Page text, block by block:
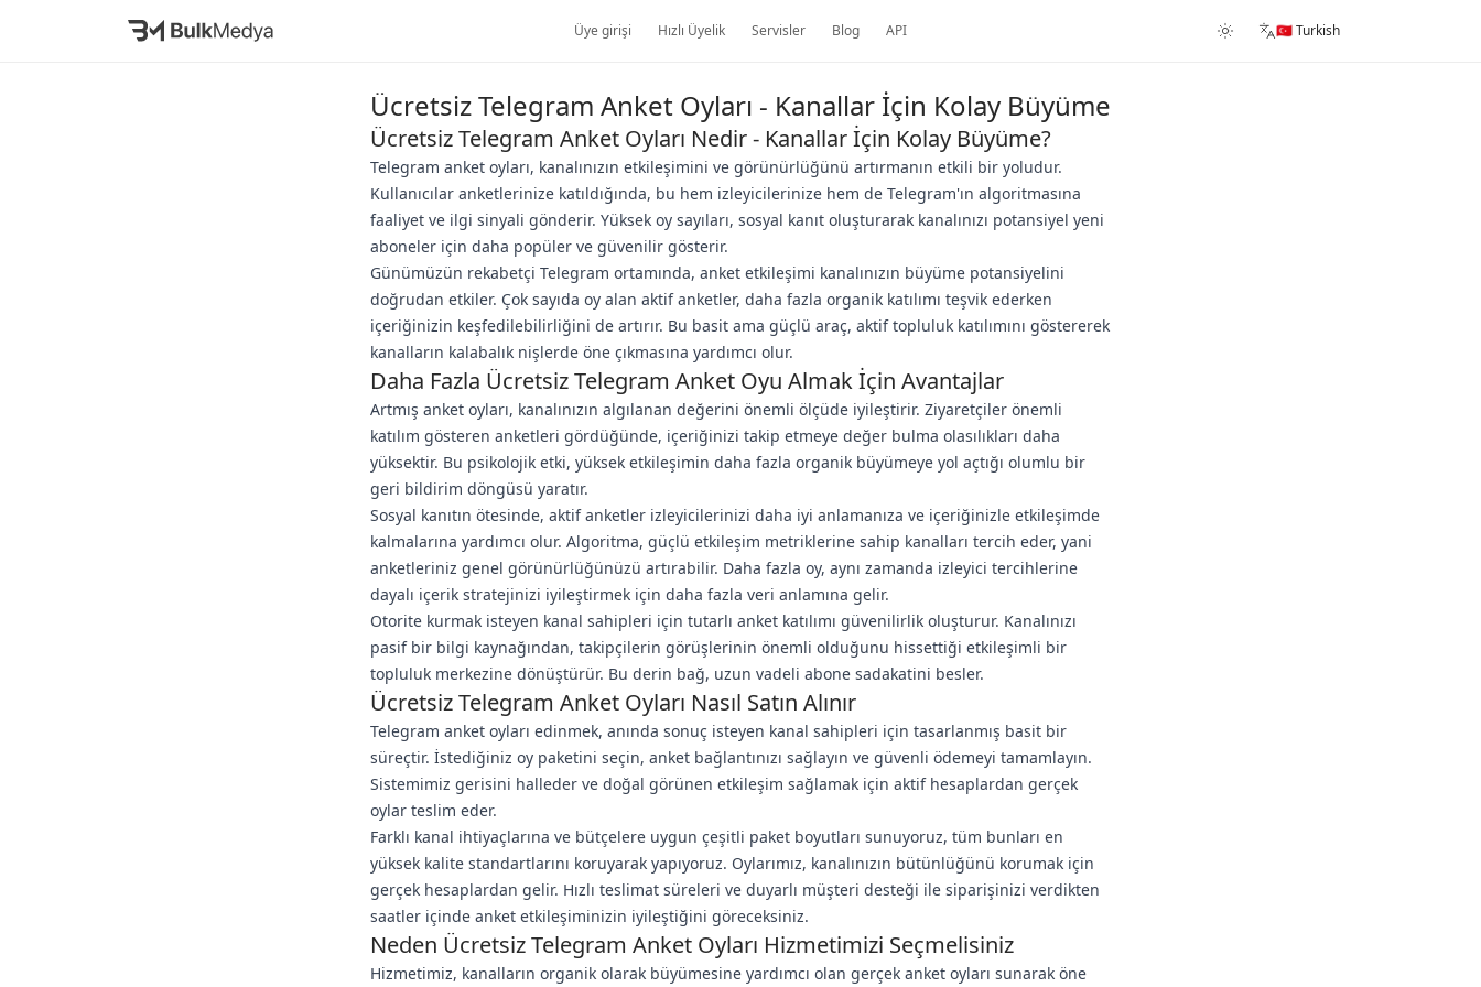
Üye girişi Hızlı Üyelik Servisler Blog API 🇹🇷 Turkish
Ücretsiz Telegram Anket Oyları - Kanallar İçin Kolay Büyüme
Ücretsiz Telegram Anket Oyları Nedir - Kanallar İçin Kolay Büyüme?
Telegram anket oyları, kanalınızın etkileşimini ve görünürlüğünü artırmanın etkili bir yoludur.
Kullanıcılar anketlerinize katıldığında, bu hem izleyicilerinize hem de Telegram'ın algoritmasına
faaliyet ve ilgi sinyali gönderir. Yüksek oy sayıları, sosyal kanıt oluşturarak kanalınızı potansiyel yeni
aboneler için daha popüler ve güvenilir gösterir.
Günümüzün rekabetçi Telegram ortamında, anket etkileşimi kanalınızın büyüme potansiyelini
doğrudan etkiler. Çok sayıda oy alan aktif anketler, daha fazla organik katılımı teşvik ederken
içeriğinizin keşfedilebilirliğini de artırır. Bu basit ama güçlü araç, aktif topluluk katılımını göstererek
kanalların kalabalık nişlerde öne çıkmasına yardımcı olur.
Daha Fazla Ücretsiz Telegram Anket Oyu Almak İçin Avantajlar
Artmış anket oyları, kanalınızın algılanan değerini önemli ölçüde iyileştirir. Ziyaretçiler önemli
katılım gösteren anketleri gördüğünde, içeriğinizi takip etmeye değer bulma olasılıkları daha
yüksektir. Bu psikolojik etki, yüksek etkileşimin daha fazla organik büyümeye yol açtığı olumlu bir
geri bildirim döngüsü yaratır.
Sosyal kanıtın ötesinde, aktif anketler izleyicilerinizi daha iyi anlamanıza ve içeriğinizle etkileşimde
kalmalarına yardımcı olur. Algoritma, güçlü etkileşim metriklerine sahip kanalları tercih eder, yani
anketleriniz genel görünürlüğünüzü artırabilir. Daha fazla oy, aynı zamanda izleyici tercihlerine
dayalı içerik stratejinizi iyileştirmek için daha fazla veri anlamına gelir.
Otorite kurmak isteyen kanal sahipleri için tutarlı anket katılımı güvenilirlik oluşturur. Kanalınızı
pasif bir bilgi kaynağından, takipçilerin görüşlerinin önemli olduğunu hissettiği etkileşimli bir
topluluk merkezine dönüştürür. Bu derin bağ, uzun vadeli abone sadakatini besler.
Ücretsiz Telegram Anket Oyları Nasıl Satın Alınır
Telegram anket oyları edinmek, anında sonuç isteyen kanal sahipleri için tasarlanmış basit bir
süreçtir. İstediğiniz oy paketini seçin, anket bağlantınızı sağlayın ve güvenli ödemeyi tamamlayın.
Sistemimiz gerisini halleder ve doğal görünen etkileşim sağlamak için aktif hesaplardan gerçek
oylar teslim eder.
Farklı kanal ihtiyaçlarına ve bütçelere uygun çeşitli paket boyutları sunuyoruz, tüm bunları en
yüksek kalite standartlarını koruyarak yapıyoruz. Oylarımız, kanalınızın bütünlüğünü korumak için
gerçek hesaplardan gelir. Hızlı teslimat süreleri ve duyarlı müşteri desteği ile siparişinizi verdikten
saatler içinde anket etkileşiminizin iyileştiğini göreceksiniz.
Neden Ücretsiz Telegram Anket Oyları Hizmetimizi Seçmelisiniz
Hizmetimiz, kanalların organik olarak büyümesine yardımcı olan gerçek anket oyları sunarak öne